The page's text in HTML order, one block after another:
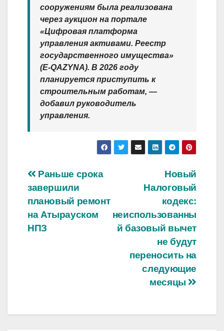
сооружениям была реализована
через аукцион на портале
«Цифровая платформа
управления активами. Реестр
государственного имущества»
(E-QAZYNA). В 2026 году
планируется приступить к
строительным работам, —
добавил руководитель
управления.
Post
navigation
Новый
Налоговый
кодекс:
неиспользованны
й базовый вычет
не будут
переносить на
следующие
месяцы
Раньше срока
завершили
плановый ремонт
на Атырауском
НПЗ